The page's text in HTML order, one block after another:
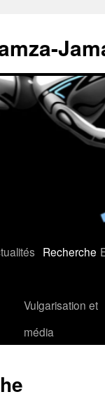
Recherche
Vulgarisation et
média